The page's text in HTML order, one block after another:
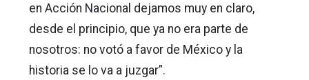
en Acción Nacional dejamos muy en claro,
desde el principio, que ya no era parte de
nosotros: no votó a favor de México y la
historia se lo va a juzgar”.